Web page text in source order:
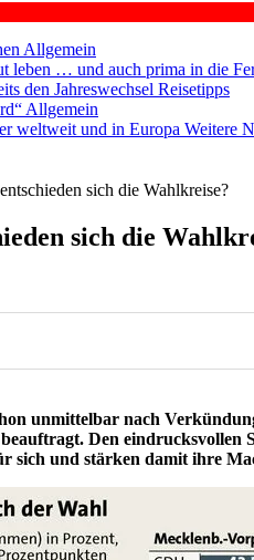
Allgemein
leben … und auch prima in die
den Jahreswechsel Reisetipps
Allgemein
weltweit und in Europa Weitere
sich die Wahlkreise?
sich die
unmittelbar nach
Den eindrucksvollen
sich und stärken damit ihre